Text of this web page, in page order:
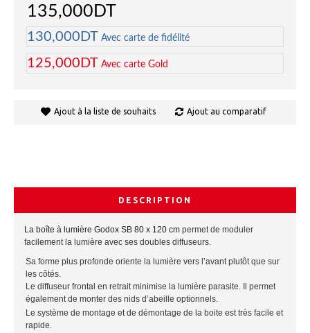
135,000DT
130,000DT Avec carte de fidélité
125,000DT Avec carte Gold
Ajout à la liste de souhaits Ajout au comparatif
DESCRIPTION
La boîte à lumière Godox SB 80 x 120 cm permet de moduler
facilement la lumière avec ses doubles diffuseurs.
Sa forme plus profonde oriente la lumière vers l’avant plutôt que sur
les côtés.
Le diffuseur frontal en retrait minimise la lumière parasite. Il permet
également de monter des nids d’abeille optionnels.
Le système de montage et de démontage de la boite est très facile et
rapide